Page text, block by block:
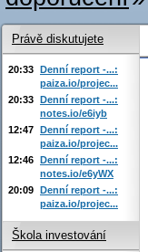
Právě diskutujete
20:33 Denní report -...:
paiza.io/projec...
20:33 Denní report -...:
notes.io/e6iyb
12:47 Denní report -...:
paiza.io/projec...
12:46 Denní report -...:
notes.io/e6yWX
20:09 Denní report -...:
paiza.io/projec...
Škola investování